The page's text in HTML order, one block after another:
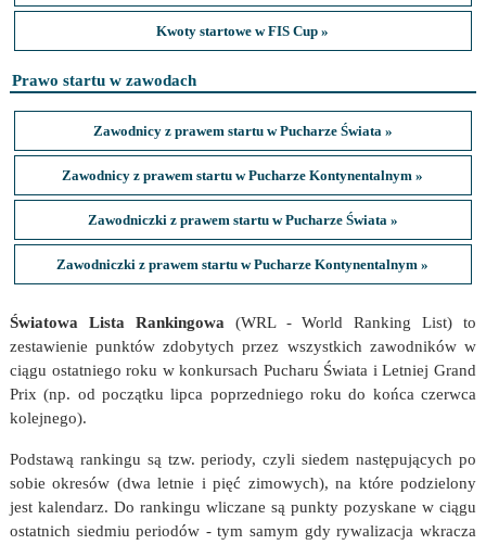
Kwoty startowe w FIS Cup »
Prawo startu w zawodach
Zawodnicy z prawem startu w Pucharze Świata »
Zawodnicy z prawem startu w Pucharze Kontynentalnym »
Zawodniczki z prawem startu w Pucharze Świata »
Zawodniczki z prawem startu w Pucharze Kontynentalnym »
Światowa Lista Rankingowa (WRL - World Ranking List) to
zestawienie punktów zdobytych przez wszystkich zawodników w
ciągu ostatniego roku w konkursach Pucharu Świata i Letniej Grand
Prix (np. od początku lipca poprzedniego roku do końca czerwca
kolejnego).
Podstawą rankingu są tzw. periody, czyli siedem następujących po
sobie okresów (dwa letnie i pięć zimowych), na które podzielony
jest kalendarz. Do rankingu wliczane są punkty pozyskane w ciągu
ostatnich siedmiu periodów - tym samym gdy rywalizacja wkracza